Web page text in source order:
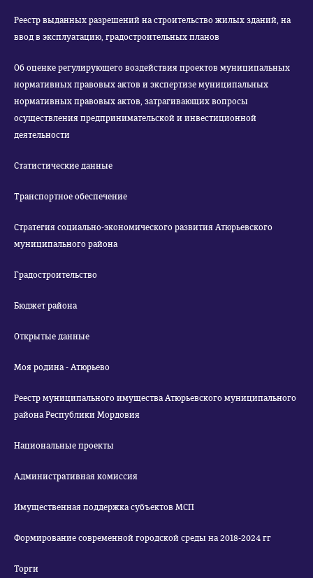
Реестр выданных разрешений на строительство жилых зданий, на
ввод в эксплуатацию, градостроительных планов
Об оценке регулирующего воздействия проектов муниципальных
нормативных правовых актов и экспертизе муниципальных
нормативных правовых актов, затрагивающих вопросы
осуществления предпринимательской и инвестиционной
деятельности
Статистические данные
Транспортное обеспечение
Стратегия социально-экономического развития Атюрьевского
муниципального района
Градостроительство
Бюджет района
Открытые данные
Моя родина - Атюрьево
Реестр муниципального имущества Атюрьевского муниципального
района Республики Мордовия
Национальные проекты
Административная комиссия
Имущественная поддержка субъектов МСП
Формирование современной городской среды на 2018-2024 гг
Торги